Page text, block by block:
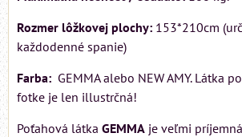
Rozmer lôžkovej plochy: 153*210cm
každodenné spanie)
Farba: GEMMA alebo NEW AMY. Látka
fotke je len illustrčná!
Poťahová látka GEMMA je veľmi